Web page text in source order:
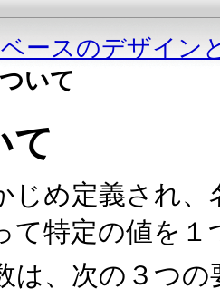
ースのデザイン
いて
て
じめ定義され
て特定の値を１
は、次の３つ